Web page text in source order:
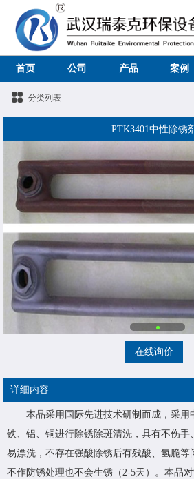
首页 公司 产品 案例
分类列表
PTK3401中性除锈
在线询价
详细内容
本品采用国际先进技术研制而成，采用
铁、铝、铜进行除锈除斑清洗，具有不伤手
易漂洗，不存在强酸除锈后有残酸、氢脆等
不作防锈处理也不会生锈（2-5天）。本品